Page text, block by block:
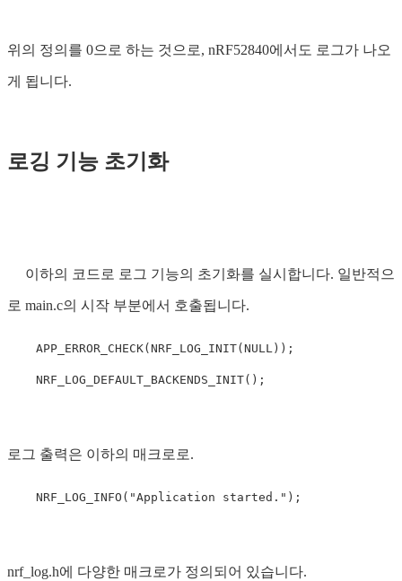
위의 정의를 0으로 하는 것으로, nRF52840에서도 로그가 나오
게 됩니다.
로깅 기능 초기화
이하의 코드로 로그 기능의 초기화를 실시합니다. 일반적으
로 main.c의 시작 부분에서 호출됩니다.
    APP_ERROR_CHECK(NRF_LOG_INIT(NULL));
로그 출력은 이하의 매크로로.
nrf_log.h에 다양한 매크로가 정의되어 있습니다.